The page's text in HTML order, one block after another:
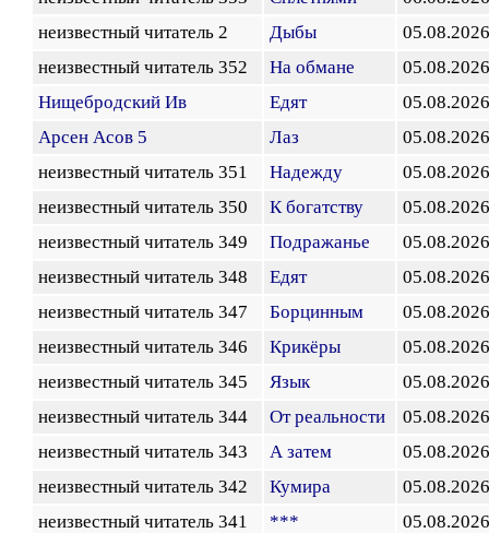
неизвестный читатель 2
Дыбы
05.08.2026
неизвестный читатель 352
На обмане
05.08.2026
Нищебродский Ив
Едят
05.08.2026
Арсен Асов 5
Лаз
05.08.2026
неизвестный читатель 351
Надежду
05.08.2026
неизвестный читатель 350
К богатству
05.08.2026
неизвестный читатель 349
Подражанье
05.08.2026
неизвестный читатель 348
Едят
05.08.2026
неизвестный читатель 347
Борцинным
05.08.2026
неизвестный читатель 346
Крикёры
05.08.2026
неизвестный читатель 345
Язык
05.08.2026
неизвестный читатель 344
От реальности
05.08.2026
неизвестный читатель 343
А затем
05.08.2026
неизвестный читатель 342
Кумира
05.08.2026
неизвестный читатель 341
***
05.08.2026